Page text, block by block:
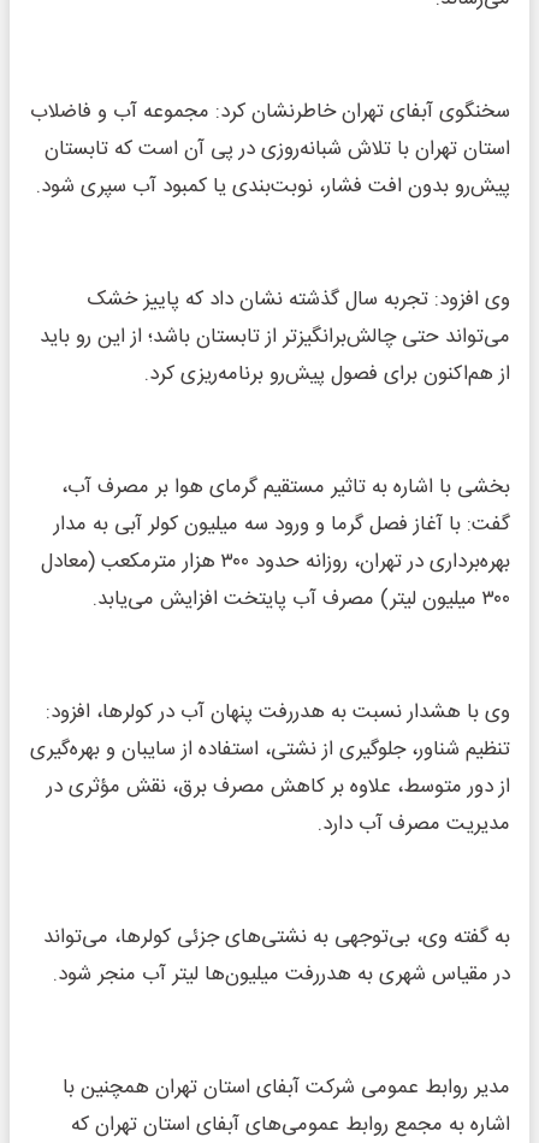
سخنگوی آبفای تهران خاطرنشان کرد: مجموعه آب و فاضلاب
استان تهران با تلاش شبانه‌روزی در پی آن است که تابستان
پیش‌رو بدون افت فشار، نوبت‌بندی یا کمبود آب سپری شود.
وی افزود: تجربه سال گذشته نشان داد که پاییز خشک
می‌تواند حتی چالش‌برانگیزتر از تابستان باشد؛ از این رو باید
از هم‌اکنون برای فصول پیش‌رو برنامه‌ریزی کرد.
بخشی با اشاره به تاثیر مستقیم گرمای هوا بر مصرف آب،
گفت: با آغاز فصل گرما و ورود سه میلیون کولر آبی به مدار
بهره‌برداری در تهران، روزانه حدود ۳۰۰ هزار مترمکعب (معادل
۳۰۰ میلیون لیتر) مصرف آب پایتخت افزایش می‌یابد.
وی با هشدار نسبت به هدررفت پنهان آب در کولرها، افزود:
تنظیم شناور، جلوگیری از نشتی، استفاده از سایبان و بهره‌گیری
از دور متوسط، علاوه بر کاهش مصرف برق، نقش مؤثری در
مدیریت مصرف آب دارد.
به گفته وی، بی‌توجهی به نشتی‌های جزئی کولرها، می‌تواند
در مقیاس شهری به هدررفت میلیون‌ها لیتر آب منجر شود.
مدیر روابط عمومی شرکت آبفای استان تهران همچنین با
اشاره به مجمع روابط عمومی‌های آبفای استان تهران که